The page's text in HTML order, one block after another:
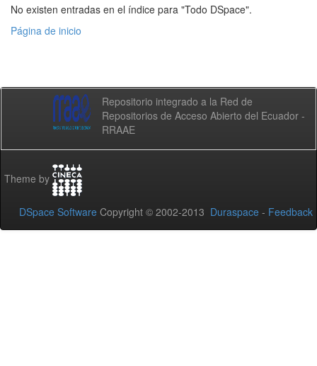
No existen entradas en el índice para "Todo DSpace".
Página de inicio
Repositorio integrado a la Red de
Repositorios de Acceso Abierto del Ecuador -
RRAAE
Theme by
DSpace Software Copyright © 2002-2013 Duraspace - Feedback